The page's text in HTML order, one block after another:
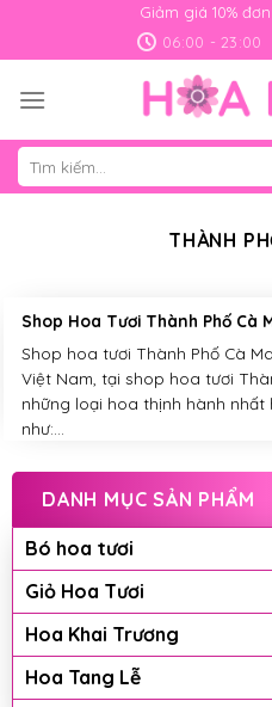
Giảm giá 10%
06:00 - 23:00
Tìm
kiếm:
THÀNH
Shop Hoa Tươi Thành Phố Cà
Shop hoa tươi Thành Phố Cà
Việt Nam, tại shop hoa tươi
những loại hoa thịnh hành
như:...
DANH MỤC SẢN PHẨM
Bó hoa tươi
Giỏ Hoa Tươi
Hoa Khai Trương
Hoa Tang Lễ